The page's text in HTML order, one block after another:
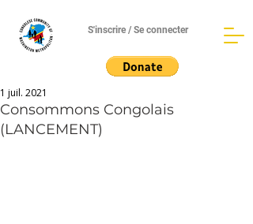
S'inscrire / Se connecter
Consommons Congolais
(LANCEMENT)
1 juil. 2021